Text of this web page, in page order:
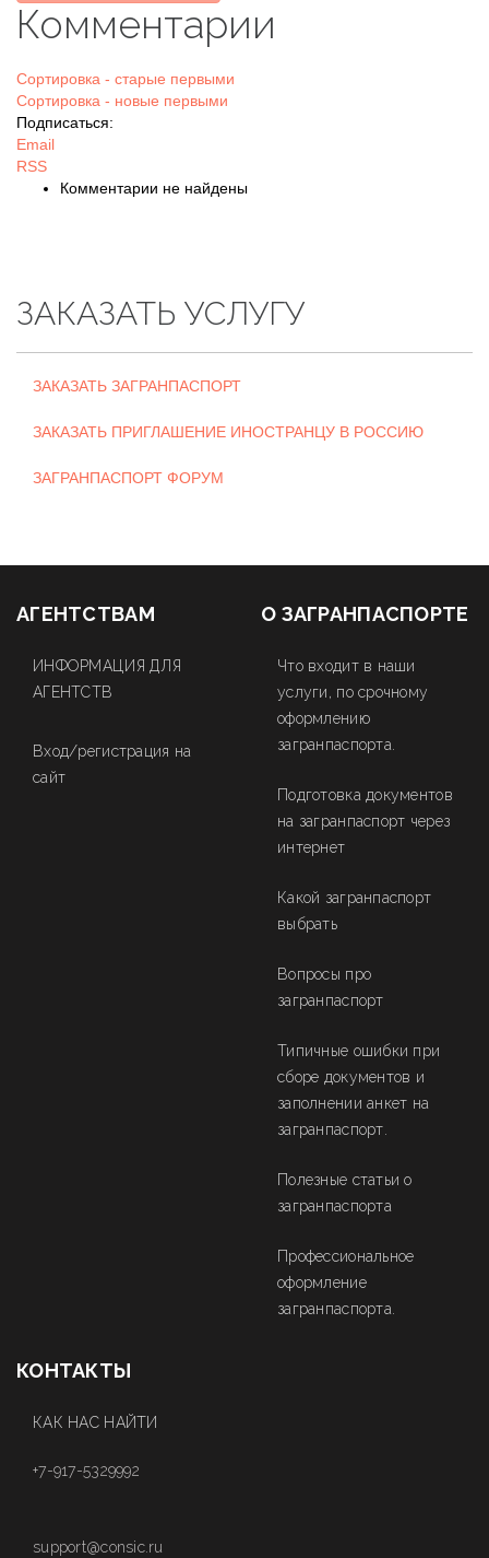
Комментарии
Сортировка - старые первыми
Сортировка - новые первыми
Подписаться:
Email
RSS
Комментарии не найдены
ЗАКАЗАТЬ УСЛУГУ
ЗАКАЗАТЬ ЗАГРАНПАСПОРТ
ЗАКАЗАТЬ ПРИГЛАШЕНИЕ ИНОСТРАНЦУ В РОССИЮ
ЗАГРАНПАСПОРТ ФОРУМ
АГЕНТСТВАМ
ИНФОРМАЦИЯ ДЛЯ
АГЕНТСТВ
Вход/регистрация на
сайт
О ЗАГРАНПАСПОРТЕ
Что входит в наши
услуги, по срочному
оформлению
загранпаспорта.
Подготовка документов
на загранпаспорт через
интернет
Какой загранпаспорт
выбрать
Вопросы про
загранпаспорт
Типичные ошибки при
сборе документов и
заполнении анкет на
загранпаспорт.
Полезные статьи о
загранпаспорта
Профессиональное
оформление
загранпаспорта.
КОНТАКТЫ
КАК НАС НАЙТИ
+7-917-5329992
support@consic.ru